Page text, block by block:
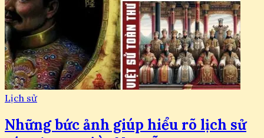
Lịch sử
Những bức ảnh giúp hiểu rõ lịch sử